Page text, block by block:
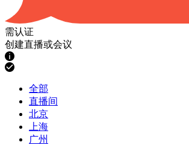
需认证
创建直播或会议
全部
直播间
北京
上海
广州